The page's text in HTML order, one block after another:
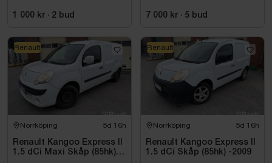
1 000 kr · 2 bud 7 000 kr · 5 bud
Norrköping 5d 16h
Renault Kangoo Express II
1.5 dCi Maxi Skåp (85hk)
Renault
Norrköping 5d 16h
Renault Kangoo Express II
1.5 dCi Skåp (85hk) -2009
Renault